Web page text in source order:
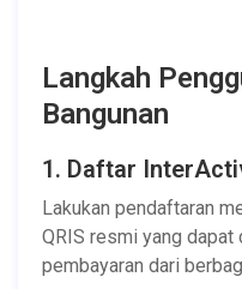
Langkah
Bangunan
1. Daftar
Lakukan pendaftaran
QRIS resmi yang dapat
pembayaran dari